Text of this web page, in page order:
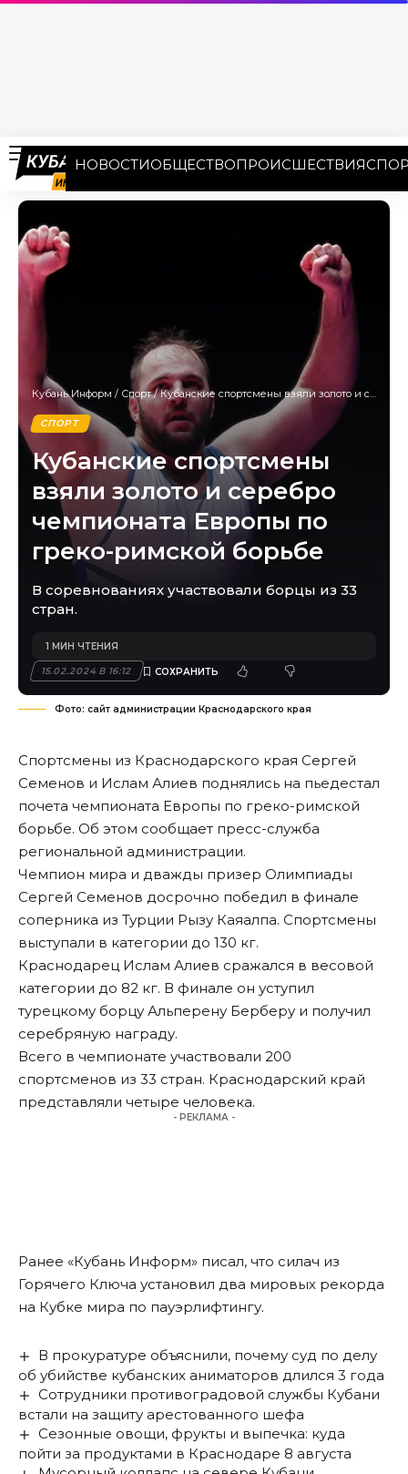
НОВОСТИОБЩЕСТВОПРОИСШЕСТВИЯ
Кубань Информ / Спорт/Кубанские спортсмены взяли золото и серебро чемпионата Европы по греко-римской борьбе
СПОРТ
Кубанские спортсмены
взяли золото и серебро
чемпионата Европы по
греко-римской борьбе
В соревнованиях участвовали борцы из 33
стран.
15.02.2024 В 16:12
1 МИН ЧТЕНИЯ
Фото: сайт администрации Краснодарского края
Спортсмены из Краснодарского края Сергей
Семенов и Ислам Алиев поднялись на пьедестал
почета чемпионата Европы по греко-римской
борьбе. Об этом сообщает пресс-служба
региональной администрации.
Чемпион мира и дважды призер Олимпиады
Сергей Семенов досрочно победил в финале
соперника из Турции Рызу Каяалпа. Спортсмены
выступали в категории до 130 кг.
Краснодарец Ислам Алиев сражался в весовой
категории до 82 кг. В финале он уступил
турецкому борцу Альперену Берберу и получил
серебряную награду.
Всего в чемпионате участвовали 200
спортсменов из 33 стран. Краснодарский край
представляли четыре человека.
- РЕКЛАМА -
Ранее «Кубань Информ» писал, что силач из
Горячего Ключа установил два мировых рекорда
на Кубке мира по пауэрлифтингу.
В прокуратуре объяснили, почему суд по делу
об убийстве кубанских аниматоров длился 3 года
Сотрудники противоградовой службы Кубани
встали на защиту арестованного шефа
Сезонные овощи, фрукты и выпечка: куда
пойти за продуктами в Краснодаре 8 августа